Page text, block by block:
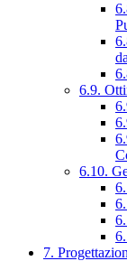
6.9.
6.10.
7.